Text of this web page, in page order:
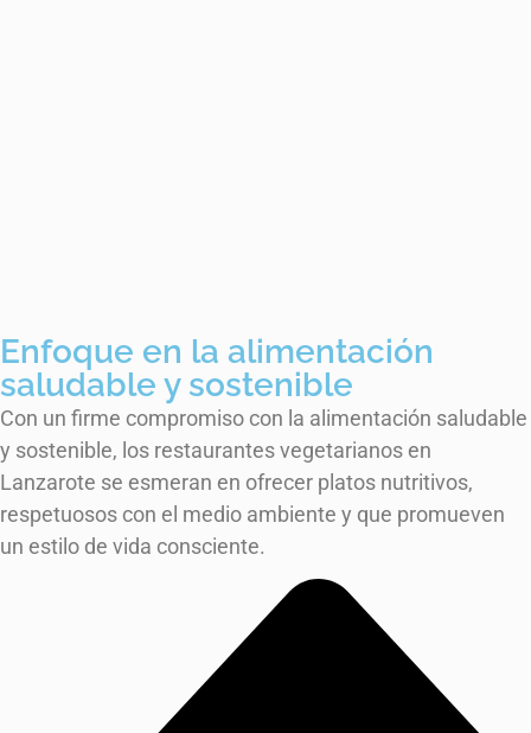
Enfoque en la alimentación
saludable y sostenible
Con un firme compromiso con la alimentación saludable
y sostenible, los restaurantes vegetarianos en
Lanzarote se esmeran en ofrecer platos nutritivos,
respetuosos con el medio ambiente y que promueven
un estilo de vida consciente.